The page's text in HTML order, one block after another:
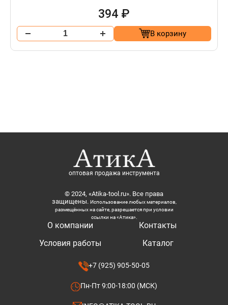
394 ₽
В корзину
оптовая продажа инструмента
© 2024, «Atika-tool.ru». Все права
защищены. Использование любых материалов,
размещённых на сайте, разрешается при условии
ссылки на «Атика».
О компании
Условия работы
Контакты
Каталог
+7 (925) 905-50-05
Пн-Пт 9:00-18:00 (МСК)